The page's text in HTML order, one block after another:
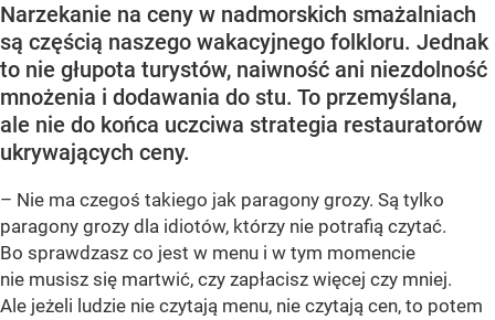
Narzekanie na ceny w nadmorskich smażalniach
są częścią naszego wakacyjnego folkloru. Jednak
to nie głupota turystów, naiwność ani niezdolność
mnożenia i dodawania do stu. To przemyślana,
ale nie do końca uczciwa strategia restauratorów
ukrywających ceny.
– Nie ma czegoś takiego jak paragony grozy. Są tylko
paragony grozy dla idiotów, którzy nie potrafią czytać.
Bo sprawdzasz co jest w menu i w tym momencie
nie musisz się martwić, czy zapłacisz więcej czy mniej.
Ale jeżeli ludzie nie czytają menu, nie czytają cen, to potem